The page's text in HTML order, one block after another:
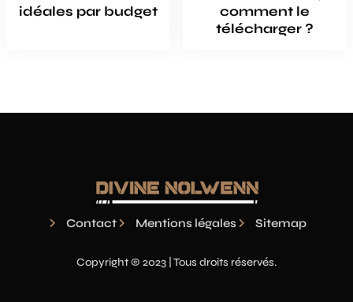
idéales par budget
comment le
télécharger ?
Contact Mentions légales Sitemap
Copyright © 2023 | Tous droits réservés.